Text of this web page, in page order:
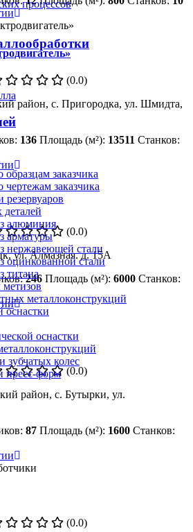
процессов
заказчика
чертежам заказчика
резервуаров
деталей
алюминия
арматуры
нержавеющей стали
оцинкованной стали
титана
металлоконструкций
оснастки
оснастки
зубчатых колес
пресс-форм
(0.0)
район, с. Пригородка, ул. Шмидта,
136 Площадь (м²): 13511 Станков:
(0.0)
ул. Алмазная. д. 15А
246 Площадь (м²): 6000 Станков:
(0.0)
район, с. Бутырки, ул.
87 Площадь (м²): 1600 Станков:
(0.0)